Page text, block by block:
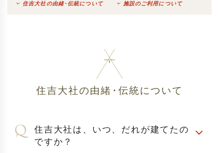
住吉大社の由緒・伝統について 施設のご利用について
住吉大社の由緒・伝統について
住吉大社は、いつ、だれが建てたの
ですか？